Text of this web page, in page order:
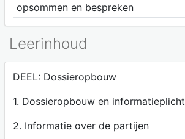
opsommen en bespreken
Leerinhoud
DEEL: Dossieropbouw
1. Dossieropbouw en informatieplicht
2. Informatie over de partijen